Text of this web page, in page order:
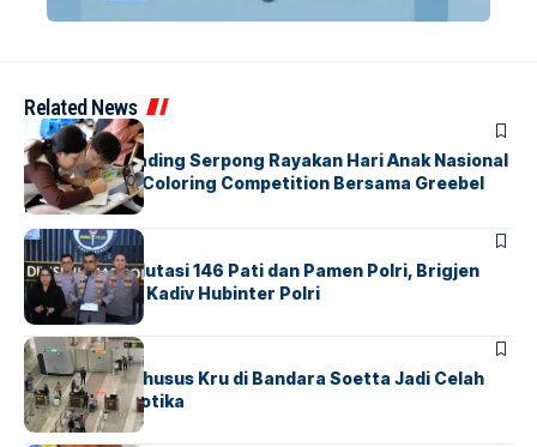
Related News
BERITAINDEX
Atria Hotel Gading Serpong Rayakan Hari Anak Nasional
Lewat Family Coloring Competition Bersama Greebel
Indonesia
BERITA
Mabes Polri Mutasi 146 Pati dan Pamen Polri, Brigjen
Untung Jabat Kadiv Hubinter Polri
BANDARABERITA
Ketika Jalur Khusus Kru di Bandara Soetta Jadi Celah
Sindikat Narkotika